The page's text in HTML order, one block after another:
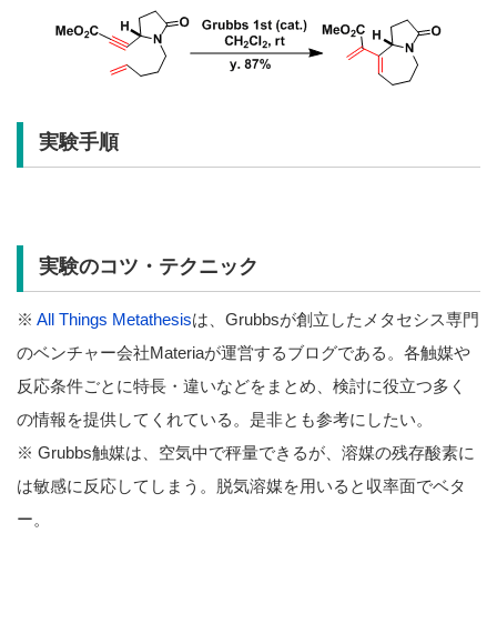
実験手順
実験のコツ・テクニック
※ All Things Metathesisは、Grubbsが創立したメタセシス専門
のベンチャー会社Materiaが運営するブログである。各触媒や
反応条件ごとに特長・違いなどをまとめ、検討に役立つ多く
の情報を提供してくれている。是非とも参考にしたい。
※ Grubbs触媒は、空気中で秤量できるが、溶媒の残存酸素に
は敏感に反応してしまう。脱気溶媒を用いると収率面でベタ
ー。